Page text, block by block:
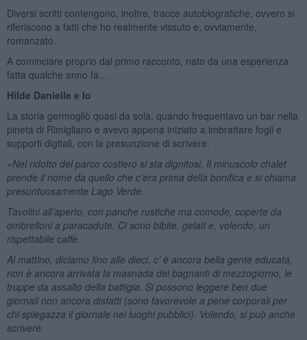
Diversi scritti contengono, inoltre, tracce autobiografiche, ovvero si
riferiscono a fatti che ho realmente vissuto e, ovviamente,
romanzato.
A cominciare proprio dal primo racconto, nato da una esperienza
fatta qualche anno fa…
Hilde Danielle e Io
La storia germogliò quasi da sola, quando frequentavo un bar nella
pineta di Rimigliano e avevo appena iniziato a imbrattare fogli e
supporti digitali, con la presunzione di scrivere.
«Nel ridotto del parco costiero si sta dignitosi. Il minuscolo chalet
prende il nome da quello che c’era prima della bonifica e si chiama
presuntuosamente Lago Verde.
Tavolini all’aperto, con panche rustiche ma comode, coperte da
ombrelloni a paracadute. Ci sono bibite, gelati e, volendo, un
rispettabile caffè.
Al mattino, diciamo fino alle dieci, c’ è ancora bella gente educata,
non è ancora arrivata la masnada dei bagnanti di mezzogiorno, le
truppe da assalto della battigia. Si possono leggere ben due
giornali non ancora disfatti (sono favorevole a pene corporali per
chi spiegazza il giornale nei luoghi pubblici). Volendo, si può anche
scrivere.